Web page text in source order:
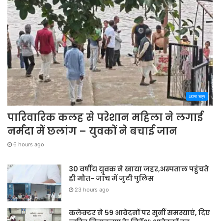
अपना शहर
पारिवारिक कलह से परेशान महिला ने लगाई
नर्मदा में छलांग – युवकों ने बचाई जान
6 hours ago
30 वर्षीय युवक ने खाया जहर,अस्पताल पहुंचते
ही मौत- जाँच में जुटी पुलिस
23 hours ago
कलेक्टर ने 59 आवेदनों पर सुनीं समस्याएं, दिए